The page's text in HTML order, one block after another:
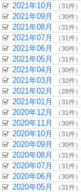
2021年10月 （31件）
2021年09月 （30件）
2021年08月 （31件）
2021年07月 （31件）
2021年06月 （30件）
2021年05月 （31件）
2021年04月 （30件）
2021年03月 （32件）
2021年02月 （28件）
2021年01月 （31件）
2020年12月 （31件）
2020年11月 （30件）
2020年10月 （31件）
2020年09月 （30件）
2020年08月 （31件）
2020年07月 （31件）
2020年06月 （30件）
2020年05月 （31件）